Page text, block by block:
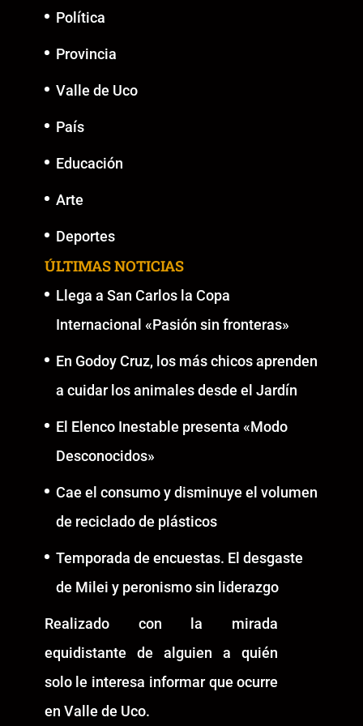
Política
Provincia
Valle de Uco
País
Educación
Arte
Deportes
ÚLTIMAS NOTICIAS
Llega a San Carlos la Copa
Internacional «Pasión sin fronteras»
En Godoy Cruz, los más chicos aprenden
a cuidar los animales desde el Jardín
El Elenco Inestable presenta «Modo
Desconocidos»
Cae el consumo y disminuye el volumen
de reciclado de plásticos
Temporada de encuestas. El desgaste
de Milei y peronismo sin liderazgo
Realizado con la mirada
equidistante de alguien a quién
solo le interesa informar que ocurre
en Valle de Uco.